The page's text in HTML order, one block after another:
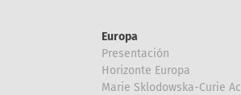
Europa
Presentación
Horizonte Europa
Marie Sklodowska-Curie